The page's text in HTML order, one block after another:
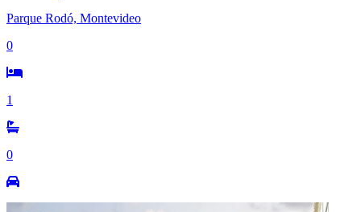
Parque Rodó, Montevideo
0
1
0